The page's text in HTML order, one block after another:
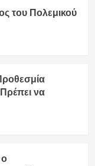
του Πολεμικού
να